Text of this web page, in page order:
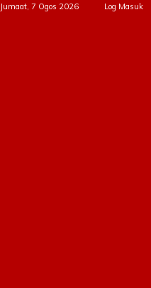
Jumaat, 7 Ogos 2026 Log Masuk